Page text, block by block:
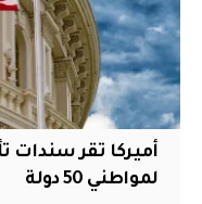
لمواطني 50 دولة